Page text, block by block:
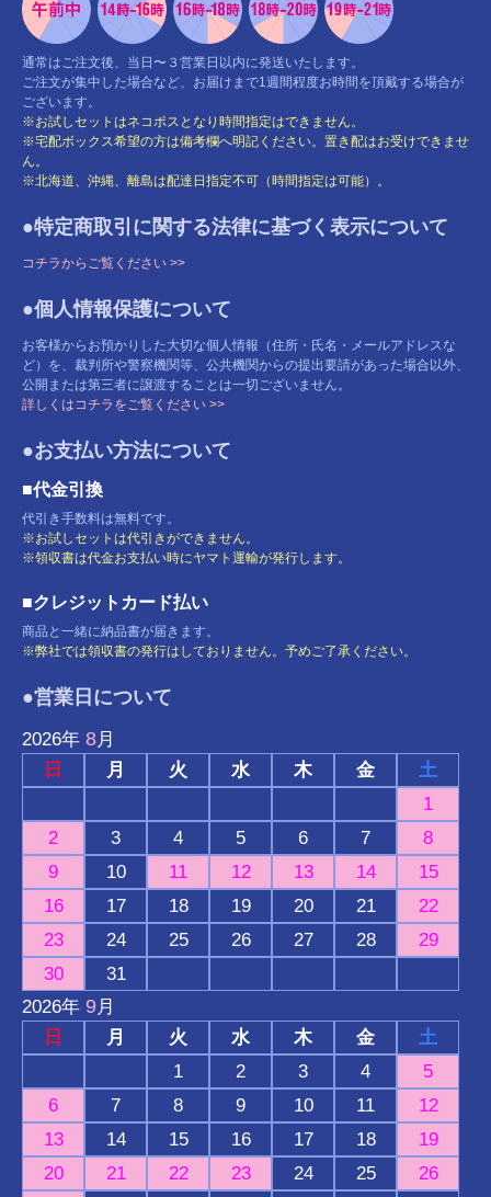
通常はご注文後、当日〜３営業日以内に発送いたします。
ご注文が集中した場合など、お届けまで1週間程度お時間を頂戴する場合が
ございます。
※お試しセットはネコポスとなり時間指定はできません。
※宅配ボックス希望の方は備考欄へ明記ください。置き配はお受けできませ
ん。
※北海道、沖縄、離島は配達日指定不可（時間指定は可能）。
●特定商取引に関する法律に基づく表示について
コチラからご覧ください >>
●個人情報保護について
お客様からお預かりした大切な個人情報（住所・氏名・メールアドレスな
ど）を、裁判所や警察機関等、公共機関からの提出要請があった場合以外、
公開または第三者に譲渡することは一切ございません。
詳しくはコチラをご覧ください >>
●お支払い方法について
■代金引換
代引き手数料は無料です。
※お試しセットは代引きができません。
※領収書は代金お支払い時にヤマト運輸が発行します。
■クレジットカード払い
商品と一緒に納品書が届きます。
※弊社では領収書の発行はしておりません。予めご了承ください。
●営業日について
2026年 8月
日
月 火 水 木 金
土
1
2
3 4 5 6 7
8
9
10 11 12 13 14
15
16
17 18 19 20 21
22
23
24 25 26 27 28
29
30
31
2026年 9月
日
月 火 水 木 金
土
1
2 3 4
5
6
7 8 9 10 11
12
13
14 15 16 17 18
19
20
21 22 23 24 25
26